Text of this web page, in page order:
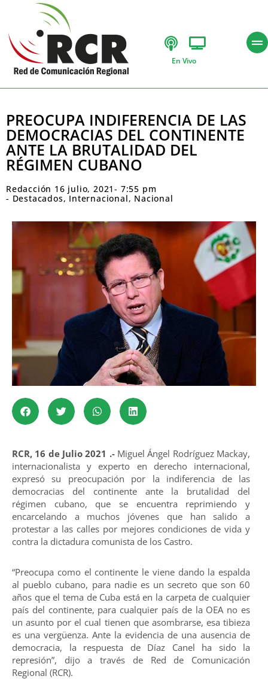
En Vivo
PREOCUPA INDIFERENCIA DE LAS
DEMOCRACIAS DEL CONTINENTE
ANTE LA BRUTALIDAD DEL
RÉGIMEN CUBANO
Redacción 16 julio, 2021- 7:55 pm
- Destacados, Internacional, Nacional
RCR, 16 de Julio 2021 .-Miguel Ángel Rodríguez Mackay,
internacionalista y experto en derecho internacional,
expresó su preocupación por la indiferencia de las
democracias del continente ante la brutalidad del
régimen cubano, que se encuentra reprimiendo y
encarcelando a muchos jóvenes que han salido a
protestar a las calles por mejores condiciones de vida y
contra la dictadura comunista de los Castro.
“Preocupa como el continente le viene dando la espalda
al pueblo cubano, para nadie es un secreto que son 60
años que el tema de Cuba está en la carpeta de cualquier
país del continente, para cualquier país de la OEA no es
un asunto por el cual tienen que asombrarse, esa tibieza
es una vergüenza. Ante la evidencia de una ausencia de
democracia, la respuesta de Díaz Canel ha sido la
represión”, dijo a través de Red de Comunicación
Regional (RCR).